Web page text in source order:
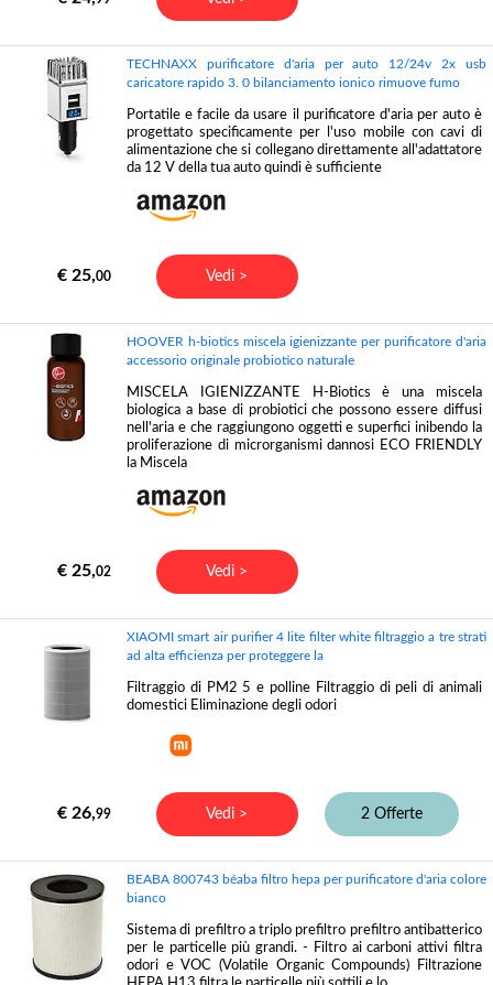
TECHNAXX purificatore d'aria per auto 12/24v 2x usb
caricatore rapido 3. 0 bilanciamento ionico rimuove fumo
Portatile e facile da usare il purificatore d'aria per auto è
progettato specificamente per l'uso mobile con cavi di
alimentazione che si collegano direttamente all'adattatore
da 12 V della tua auto quindi è sufficiente
€ 25,00 Vedi >
HOOVER h-biotics miscela igienizzante per purificatore d'aria
accessorio originale probiotico naturale
MISCELA IGIENIZZANTE H-Biotics è una miscela
biologica a base di probiotici che possono essere diffusi
nell'aria e che raggiungono oggetti e superfici inibendo la
proliferazione di microrganismi dannosi ECO FRIENDLY
la Miscela
€ 25,02 Vedi >
XIAOMI smart air purifier 4 lite filter white filtraggio a tre strati
ad alta efficienza per proteggere la
Filtraggio di PM2 5 e polline Filtraggio di peli di animali
domestici Eliminazione degli odori
€ 26,99 Vedi > 2 Offerte
BEABA 800743 béaba filtro hepa per purificatore d'aria colore
bianco
Sistema di prefiltro a triplo prefiltro prefiltro antibatterico
per le particelle più grandi. - Filtro ai carboni attivi filtra
odori e VOC (Volatile Organic Compounds) Filtrazione